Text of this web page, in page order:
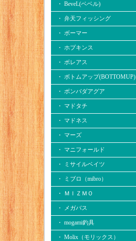
・ BeveL(ベベル)
・ 弁天フィッシング
・ ボーマー
・ ホプキンス
・ ボレアス
・ ボトムアップ(BOTTOMUP)
・ ボンバダアグア
・ マドタチ
・ マドネス
・ マーズ
・ マニフォールド
・ ミサイルベイツ
・ ミブロ（mibro）
・ ＭＩＺＭＯ
・ メガバス
・ mogami釣具
・ Molix（モリックス）